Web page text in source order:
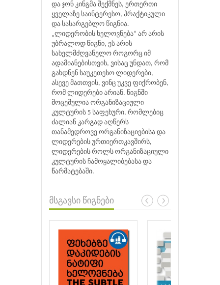
და ჯონ კინგმა შექმნეს, ერთერთი
ყველაზე საინტერესო, პრაქტიკული
და სასარგებლო წიგნია.
„ლიდერობის ხელოვნება“ არ არის
უბრალოდ წიგნი, ეს არის
სახელმძღვანელო როგორც იმ
ადამიანებისთვის, ვისაც უნდათ, რომ
გახდნენ საუკეთესო ლიდერები,
ასევე მათთვის, ვინც უკვე ფიქრობენ,
რომ ლიდერები არიან. წიგნში
მოცემულია ორგანიზაციული
კულტურის 5 საფეხური, რომლებიც
ძალიან კარგად აღწერს
თანამედროვე ორგანიზაციებისა და
ლიდერების ურთიერთკავშირს,
ლიდერების როლს ორგანიზაციული
კულტურის ჩამოყალიბებასა და
წარმატებაში.
მსგავსი წიგნები